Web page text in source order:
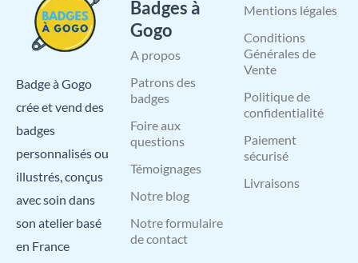
Badge à Gogo
crée et vend des
badges
personnalisés ou
illustrés, conçus
avec soin dans
son atelier basé
en France
Badges à
Gogo
A propos
Patrons des
badges
Foire aux
questions
Témoignages
Notre blog
Notre formulaire
de contact
Mentions légales
Conditions
Générales de
Vente
Politique de
confidentialité
Paiement
sécurisé
Livraisons